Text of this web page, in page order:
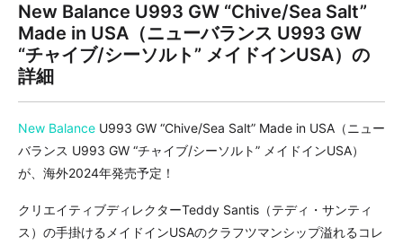
New Balance U993 GW “Chive/Sea Salt”
Made in USA（ニューバランス U993 GW
“チャイブ/シーソルト” メイドインUSA） の
詳細
New Balance U993 GW “Chive/Sea Salt” Made in USA（ニュー
バランス U993 GW “チャイブ/シーソルト” メイドインUSA）
が、海外2024年発売予定！
クリエイティブディレクターTeddy Santis（テディ・サンティ
ス）の手掛けるメイドインUSAのクラフツマンシップ溢れるコレ